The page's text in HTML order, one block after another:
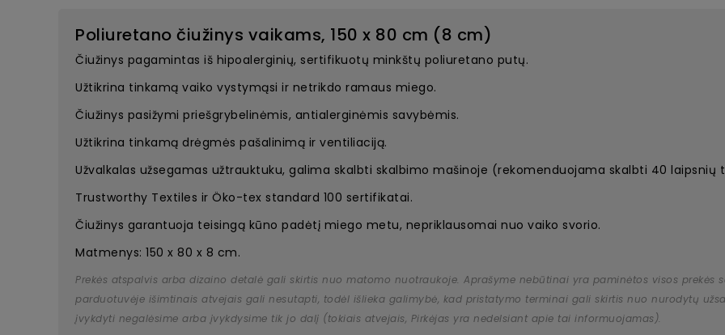
Poliuretano čiužinys vaikams, 150 x 80 cm (8 cm)
Čiužinys pagamintas iš hipoalerginių, sertifikuotų minkštų poliuretano putų.
Užtikrina tinkamą vaiko vystymąsi ir netrikdo ramaus miego.
Čiužinys pasižymi priešgrybelinėmis, antialerginėmis savybėmis.
Užtikrina tinkamą drėgmės pašalinimą ir ventiliaciją.
Užvalkalas užsegamas užtrauktuku, galima skalbti skalbimo mašinoje (rekomenduojama skalbti 40
Trustworthy Textiles ir Öko-tex standard 100 sertifikatai.
Čiužinys garantuoja teisingą kūno padėtį miego metu, nepriklausomai nuo vaiko svorio.
Matmenys: 150 x 80 x 8 cm.
Prekės atspalvis arba dizaino detalė gali skirtis nuo matomo nuotraukoje. Aprašyme nebūtinai yra paminėtos visos prekės
parduotuvėje išimtinais atvejais gali nesutapti, todėl išlieka galimybė, kad pristatymo terminai gali skirtis nuo nurodytų
įvykdyti negalėsime arba įvykdysime tik jo dalį (tokiais atvejais, Pirkėjas yra nedelsiant apie tai informuojamas).